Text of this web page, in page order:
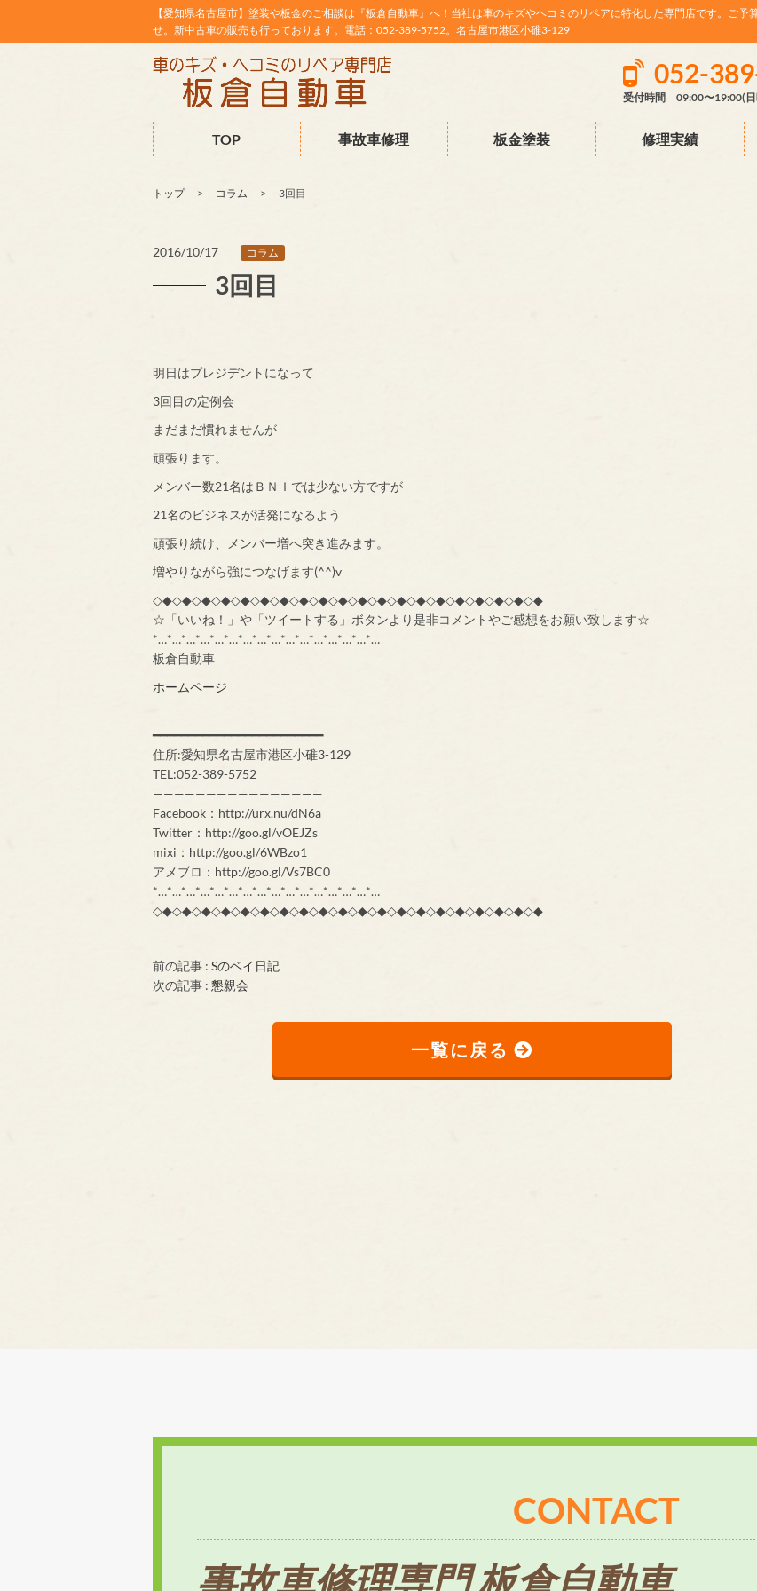
【愛知県名古屋市】塗装や板金のご相談は『板倉自動車』へ！当社は車のキズやヘコミのリペアに特化した専門店です。ご
せ。新中古車の販売も行っております。電話：052-389-5752。名古屋市港区小碓3-129
052-
受付時間 09:00〜19:00(日
TOP 事故車修理 板金塗装 修理実績
トップ コラム 3回目
2016/10/17 コラム
3回目
明日はプレジデントになって
3回目の定例会
まだまだ慣れませんが
頑張ります。
メンバー数21名はＢＮＩでは少ない方ですが
21名のビジネスが活発になるよう
頑張り続け、メンバー増へ突き進みます。
増やりながら強につなげます(^^)v
◇◆◇◆◇◆◇◆◇◆◇◆◇◆◇◆◇◆◇◆◇◆◇◆◇◆◇◆◇◆◇◆◇◆◇◆◇◆◇◆
☆「いいね！」や「ツイートする」ボタンより是非コメントやご感想をお願い致します☆
*…*…*…*…*…*…*…*…*…*…*…*…*…*…*…*…
板倉自動車
ホームページ
━━━━━━━━━━━━━━━━━━━━━━━━
住所:愛知県名古屋市港区小碓3-129
TEL:052-389-5752
————————————————
Facebook：http://urx.nu/dN6a
Twitter：http://goo.gl/vOEJZs
mixi：http://goo.gl/6WBzo1
アメブロ：http://goo.gl/Vs7BC0
*…*…*…*…*…*…*…*…*…*…*…*…*…*…*…*…
◇◆◇◆◇◆◇◆◇◆◇◆◇◆◇◆◇◆◇◆◇◆◇◆◇◆◇◆◇◆◇◆◇◆◇◆◇◆◇◆
前の記事 : Sのベイ日記
次の記事 : 懇親会
一覧に戻る
CONTACT
事故車修理専門 板倉自動車